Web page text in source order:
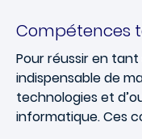
Compétences
Pour réussir en
indispensable de
technologies et
informatique. Ces